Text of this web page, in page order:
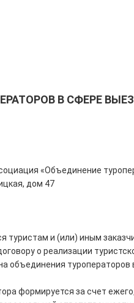
В СФЕРЕ
«Объединение
дом 47
и (или) иным
о реализации
объединения
формируется за счет